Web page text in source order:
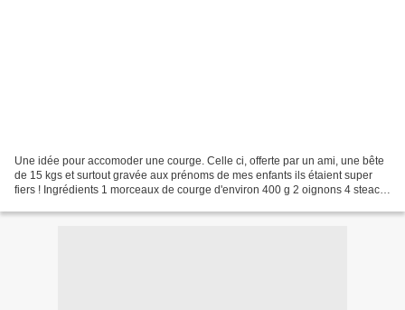
Une idée pour accomoder une courge. Celle ci, offerte par un ami, une bête
de 15 kgs et surtout gravée aux prénoms de mes enfants ils étaient super
fiers ! Ingrédients 1 morceaux de courge d'environ 400 g 2 oignons 4 steack